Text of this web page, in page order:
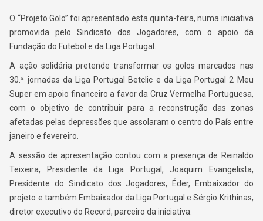
O “Projeto Golo” foi apresentado esta quinta-feira, numa iniciativa
promovida pelo Sindicato dos Jogadores, com o apoio da
Fundação do Futebol e da Liga Portugal.
A ação solidária pretende transformar os golos marcados nas
30.ª jornadas da Liga Portugal Betclic e da Liga Portugal 2 Meu
Super em apoio financeiro a favor da Cruz Vermelha Portuguesa,
com o objetivo de contribuir para a reconstrução das zonas
afetadas pelas depressões que assolaram o centro do País entre
janeiro e fevereiro.
A sessão de apresentação contou com a presença de Reinaldo
Teixeira, Presidente da Liga Portugal, Joaquim Evangelista,
Presidente do Sindicato dos Jogadores, Éder, Embaixador do
projeto e também Embaixador da Liga Portugal e Sérgio Krithinas,
diretor executivo do Record, parceiro da iniciativa.